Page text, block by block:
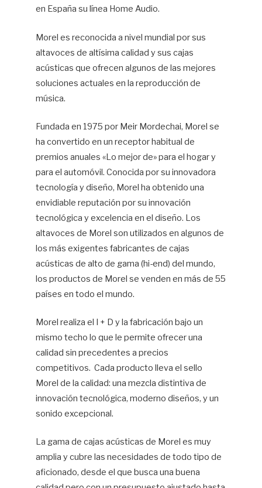
en España su línea Home Audio.
Morel es reconocida a nivel mundial por sus
altavoces de altísima calidad y sus cajas
acústicas que ofrecen algunos de las mejores
soluciones actuales en la reproducción de
música.
Fundada en 1975 por Meir Mordechai, Morel se
ha convertido en un receptor habitual de
premios anuales «Lo mejor de» para el hogar y
para el automóvil. Conocida por su innovadora
tecnología y diseño, Morel ha obtenido una
envidiable reputación por su innovación
tecnológica y excelencia en el diseño. Los
altavoces de Morel son utilizados en algunos de
los más exigentes fabricantes de cajas
acústicas de alto de gama (hi-end) del mundo,
los productos de Morel se venden en más de 55
países en todo el mundo.
Morel realiza el I + D y la fabricación bajo un
mismo techo lo que le permite ofrecer una
calidad sin precedentes a precios
competitivos. Cada producto lleva el sello
Morel de la calidad: una mezcla distintiva de
innovación tecnológica, moderno diseños, y un
sonido excepcional.
La gama de cajas acústicas de Morel es muy
amplia y cubre las necesidades de todo tipo de
aficionado, desde el que busca una buena